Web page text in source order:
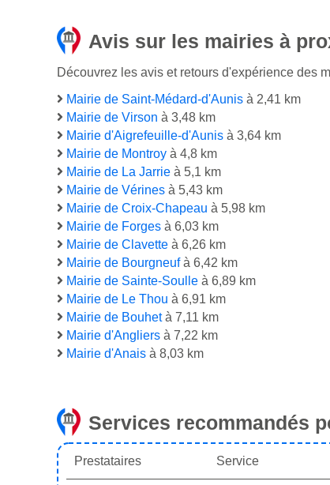
Avis sur les mairies à
Découvrez les avis et retours d'expérience des
Mairie de Saint-Médard-d'Aunis à 2,41 km
Mairie de Virson à 3,48 km
Mairie d'Aigrefeuille-d'Aunis à 3,64 km
Mairie de Montroy à 4,8 km
Mairie de La Jarrie à 5,1 km
Mairie de Vérines à 5,43 km
Mairie de Croix-Chapeau à 5,98 km
Mairie de Forges à 6,03 km
Mairie de Clavette à 6,26 km
Mairie de Bourgneufà 6,42 km
Mairie de Sainte-Soulle à 6,89 km
Mairie de Le Thou à 6,91 km
Mairie de Bouhetà 7,11 km
Mairie d'Angliers à 7,22 km
Mairie d'Anais à 8,03 km
Services recommandés
Prestataires Service